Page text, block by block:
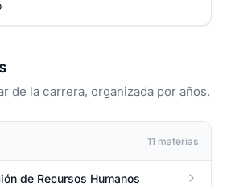
de la carrera, organizada por años.
11 materias
de Recursos Humanos